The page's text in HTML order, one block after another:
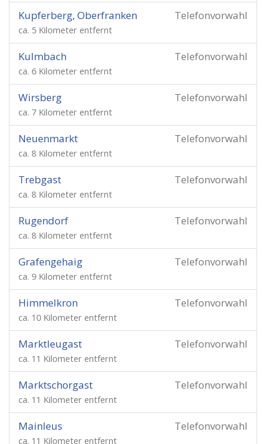
Telefonvorwahl
Kupferberg, Oberfranken
ca. 5 Kilometer entfernt
Telefonvorwahl
Kulmbach
ca. 6 Kilometer entfernt
Telefonvorwahl
Wirsberg
ca. 7 Kilometer entfernt
Telefonvorwahl
Neuenmarkt
ca. 8 Kilometer entfernt
Telefonvorwahl
Trebgast
ca. 8 Kilometer entfernt
Telefonvorwahl
Rugendorf
ca. 8 Kilometer entfernt
Telefonvorwahl
Grafengehaig
ca. 9 Kilometer entfernt
Telefonvorwahl
Himmelkron
ca. 10 Kilometer entfernt
Telefonvorwahl
Marktleugast
ca. 11 Kilometer entfernt
Telefonvorwahl
Marktschorgast
ca. 11 Kilometer entfernt
Telefonvorwahl
Mainleus
ca. 11 Kilometer entfernt